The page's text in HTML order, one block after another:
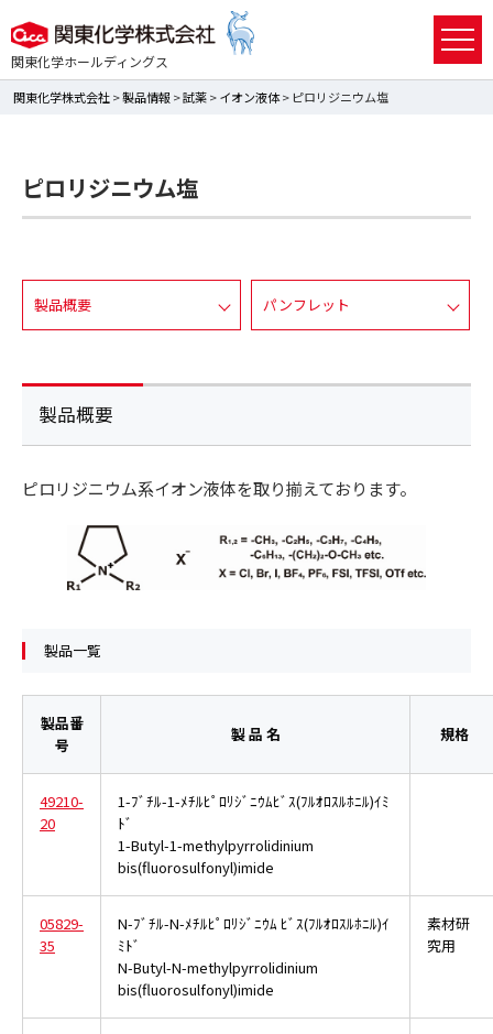
関東化学ホールディングス
関東化学株式会社>製品情報>試薬>イオン液体> ピロリジニウム塩
ピロリジニウム塩
製品概要 パンフレット
製品概要
ピロリジニウム系イオン液体を取り揃えております。
製品一覧
製品番
号
製 品 名 規格
49210-
20
1-ﾌﾞﾁﾙ-1-ﾒﾁﾙﾋﾟﾛﾘｼﾞﾆｳﾑﾋﾞｽ(ﾌﾙｵﾛｽﾙﾎﾆﾙ)ｲﾐ
ﾄﾞ
1-Butyl-1-methylpyrrolidinium
bis(fluorosulfonyl)imide
05829-
35
N-ﾌﾞﾁﾙ-N-ﾒﾁﾙﾋﾟﾛﾘｼﾞﾆｳﾑ ﾋﾞｽ(ﾌﾙｵﾛｽﾙﾎﾆﾙ)ｲ
ﾐﾄﾞ
N-Butyl-N-methylpyrrolidinium
bis(fluorosulfonyl)imide
素材研
究用